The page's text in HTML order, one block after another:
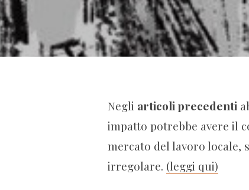
Negli articoli precedenti
impatto potrebbe avere il
mercato del lavoro locale,
irregolare. (leggi qui)